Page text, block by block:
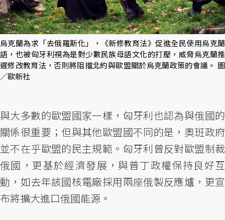
烏克蘭為求「去俄羅斯化」，《新修教育法》促進全民使用烏克蘭
語，也被匈牙利視為是對少數民族母語文化的打壓，威脅烏克蘭推
遲修改教育法，否則將阻擋北約與歐盟關於烏克蘭政策的會議。 圖
／歐新社
與大多數的歐盟國家一樣，匈牙利也認為與俄國的
關係很重要；但與其他歐盟國不同的是，奧班政府
並不在乎歐盟的民主規範。匈牙利曾反對歐盟制裁
俄國，更基於經濟發展，與普丁政權保持良好互
動，如去年該國核電廠採用兩座俄製反應爐，更宣
布將擴大進口俄國能源。